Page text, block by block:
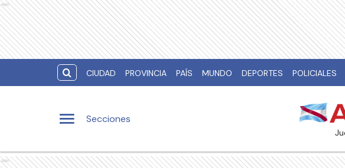
Ads
CIUDAD PROVINCIA PAÍS MUNDO DEPORTES POLICIALES
Secciones
Ads